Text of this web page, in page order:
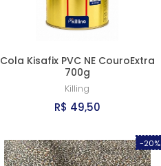
Cola Kisafix PVC NE CouroExtra
700g
Killing
R$ 49,50
-20%